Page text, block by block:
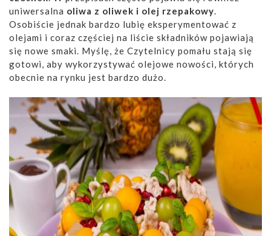
uniwersalna oliwa z oliwek i olej rzepakowy.
Osobiście jednak bardzo lubię eksperymentować z
olejami i coraz częściej na liście składników pojawiają
się nowe smaki. Myślę, że Czytelnicy pomału stają się
gotowi, aby wykorzystywać olejowe nowości, których
obecnie na rynku jest bardzo dużo.